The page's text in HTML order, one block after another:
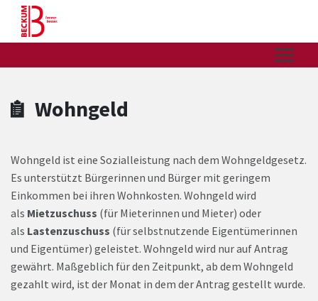
Zum Hauptinhalt springen
Wohngeld
Wohngeld ist eine Sozialleistung nach dem Wohngeldgesetz.
Es unterstützt Bürgerinnen und Bürger mit geringem
Einkommen bei ihren Wohnkosten. Wohngeld wird
als Mietzuschuss (für Mieterinnen und Mieter) oder
als Lastenzuschuss (für selbstnutzende Eigentümerinnen
und Eigentümer) geleistet. Wohngeld wird nur auf Antrag
gewährt. Maßgeblich für den Zeitpunkt, ab dem Wohngeld
gezahlt wird, ist der Monat in dem der Antrag gestellt wurde.